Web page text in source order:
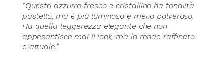
“Questo azzurro fresco e cristallino ha tonalità
pastello, ma è più luminoso e meno polveroso.
Ha quella leggerezza elegante che non
appesantisce mai il look, ma lo rende raffinato
e attuale.”